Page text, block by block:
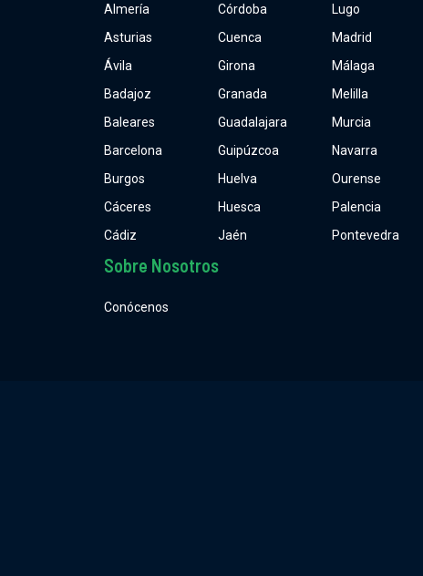
Almería
Asturias
Ávila
Badajoz
Baleares
Barcelona
Burgos
Cáceres
Cádiz
Córdoba
Cuenca
Girona
Granada
Guadalajara
Guipúzcoa
Huelva
Huesca
Jaén
Lugo
Madrid
Málaga
Melilla
Murcia
Navarra
Ourense
Palencia
Pontevedra
Sobre Nosotros
Conócenos